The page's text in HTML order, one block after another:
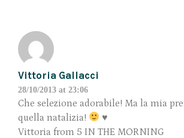
Vittoria Gallacci
28/10/2013 at 23:06
Che selezione adorabile! Ma la mia
quella natalizia!
♥
Vittoria from 5 IN THE MORNING